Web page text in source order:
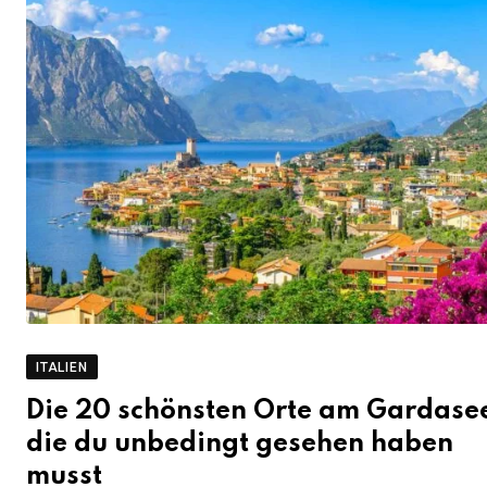
ITALIEN
Die 20 schönsten Orte am
die du unbedingt gesehen haben
musst